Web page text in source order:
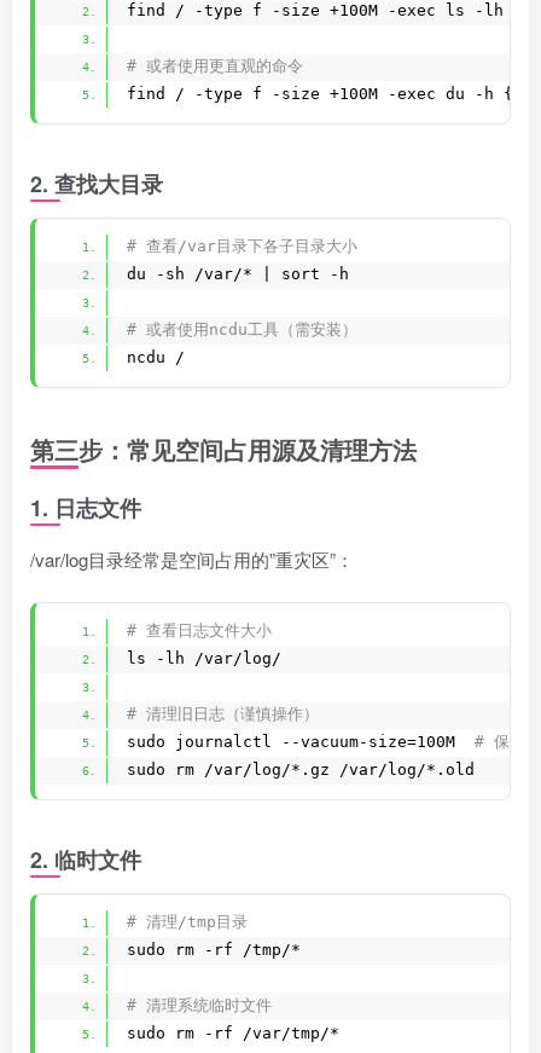
find / -type f -size +100M -exec ls -lh
# 或者使用更直观的命令
find / -type f -size +100M -exec du -h
2. 查找大目录
# 查看/var目录下各子目录大小
du -sh /var/* | sort -h
# 或者使用ncdu工具（需安装）
ncdu /
第三步：常见空间占用源及清理方法
1. 日志文件
/var/log目录经常是空间占用的”重灾区”：
# 查看日志文件大小
ls -lh /var/log/
# 清理旧日志（谨慎操作）
sudo journalctl --vacuum-size=100M
# 保留最
sudo rm /var/log/*.gz /var/log/*.old
2. 临时文件
# 清理/tmp目录
sudo rm -rf /tmp/*
# 清理系统临时文件
sudo rm -rf /var/tmp/*